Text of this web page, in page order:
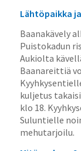
Lähtöpaikka
Baanakävely
Puistokadun
Aukiolta
Baanareittiä
kuljetus
klo 18.
Suluntielle
mehutarjoilu.